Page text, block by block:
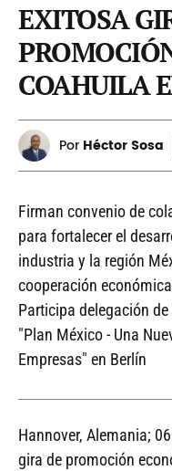
EXITOSA
COAHUILA
Por Héctor Sosa
Firman convenio de
para fortalecer el
industria y la región
cooperación
Participa delegación
"Plan México - Una
Empresas" en Berlín
Hannover, Alemania;
gira de promoción